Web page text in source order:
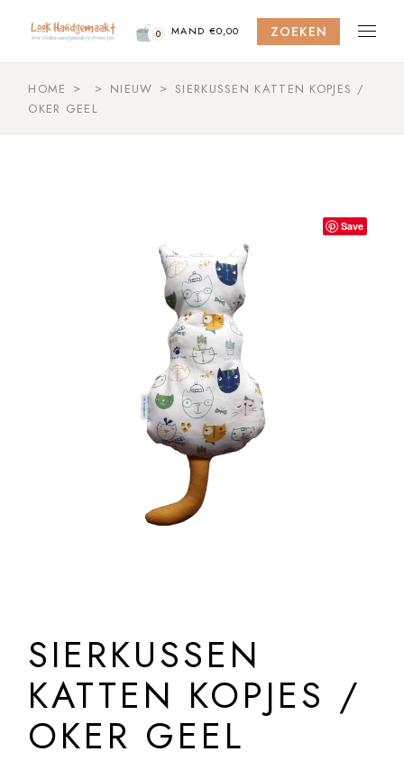
content
0 MAND €0,00 ZOEKEN
HOME NIEUW
SIERKUSSEN KATTEN KOPJES /
OKER GEEL
Save
SIERKUSSEN
KATTEN KOPJES /
OKER GEEL